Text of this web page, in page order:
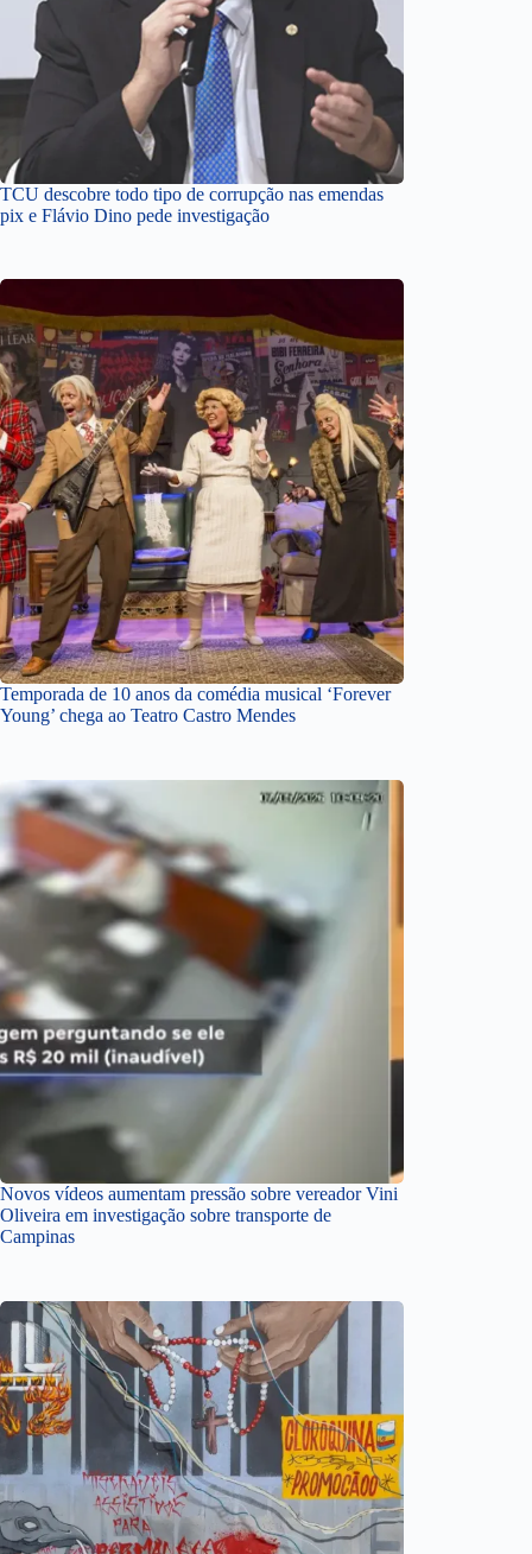
TCU descobre todo tipo de corrupção nas emendas
pix e Flávio Dino pede investigação
Temporada de 10 anos da comédia musical ‘Forever
Young’ chega ao Teatro Castro Mendes
Novos vídeos aumentam pressão sobre vereador Vini
Oliveira em investigação sobre transporte de
Campinas